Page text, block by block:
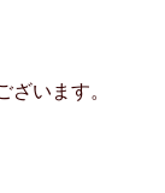
います。